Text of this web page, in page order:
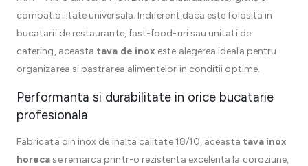
compatibilitate universala. Indiferent daca este folosita in
bucatarii de restaurante, fast-food-uri sau unitati de
catering, aceasta tava de inox este alegerea ideala pentru
organizarea si pastrarea alimentelor in conditii optime.
Performanta si durabilitate in orice bucatarie
profesionala
Fabricata din inox de inalta calitate 18/10, aceasta tava inox
horecase remarca printr-o rezistenta excelenta la coroziune,